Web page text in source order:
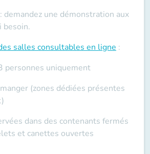
demandez une démonstration aux
besoin.
salles consultables en ligne :
personnes uniquement
(zones dédiées présentes
dans des contenants fermés
et canettes ouvertes